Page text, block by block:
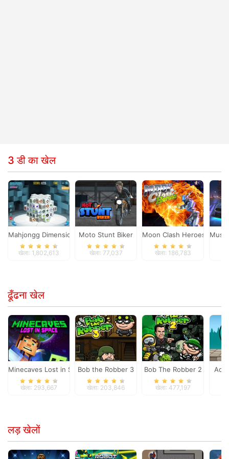
3 डी का खेल
Mahjongg Dimensions
खेला: 1,802,613
Moto Stunt Biker
खेला: 77,037
Moon Clash Heroes
खेला: 186,783
ढूँढना खेल
Minecaves Lost in Space
खेला: 293,667
Bob the Robber 3
खेला: 203,846
Bob The Robber 2
खेला: 477,197
लड़ खेलों